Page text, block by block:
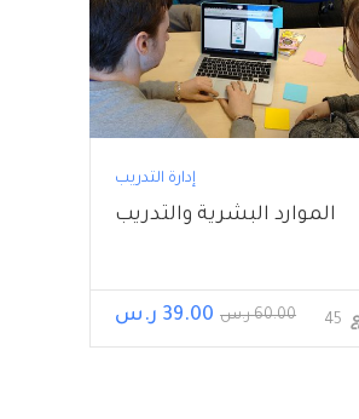
إدارة التدريب
الموارد البشرية والتدريب
60.00 ر.س 39.00 ر.س